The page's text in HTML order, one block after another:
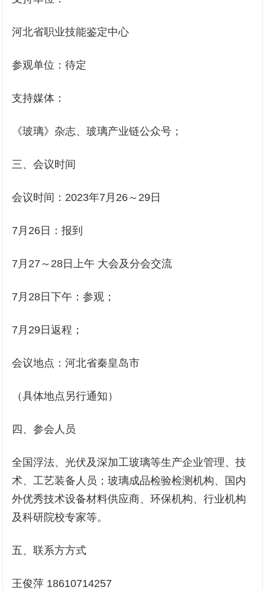
河北省职业技能鉴定中心
参观单位：待定
支持媒体：
《玻璃》杂志、玻璃产业链公众号；
三、会议时间
会议时间：2023年7月26～29日
7月26日：报到
7月27～28日上午 大会及分会交流
7月28日下午：参观；
7月29日返程；
会议地点：河北省秦皇岛市
（具体地点另行通知）
四、参会人员
全国浮法、光伏及深加工玻璃等生产企业管理、技
术、工艺装备人员；玻璃成品检验检测机构、国内
外优秀技术设备材料供应商、环保机构、行业机构
及科研院校专家等。
五、联系方方式
王俊萍 18610714257